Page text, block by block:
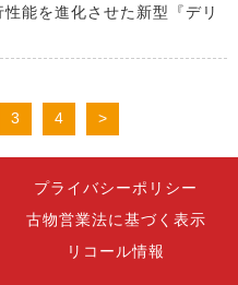
能を進化させた新型『デリ
3 4 >
プライバシーポリシー
古物営業法に基づく表示
リコール情報